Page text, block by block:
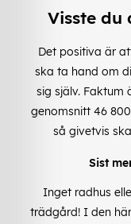
Visste du
Det positiva är
ska ta hand om
sig själv. Faktum
genomsnitt 46
så givetvis
Sist
Inget radhus
trädgård! I den